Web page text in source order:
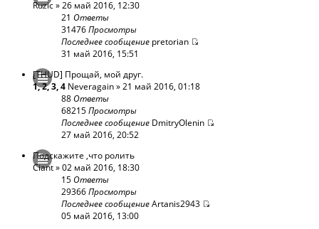
Ruzic» 26 май 2016, 12:30
21 Ответы
31476Просмотры
Последнее сообщение pretorian
31 май 2016, 15:51
[THUD] Прощай, мой друг.
1,2,3,4 Neveragain» 21 май 2016, 01:18
88Ответы
68215Просмотры
Последнее сообщение DmitryOlenin
27 май 2016, 20:52
Подскажите ,что ролить
Ciant» 02 май 2016, 18:30
15Ответы
29366Просмотры
Последнее сообщениеArtanis2943
05 май 2016, 13:00